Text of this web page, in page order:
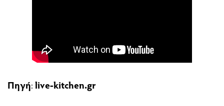
Πηγή:live-kitchen.gr